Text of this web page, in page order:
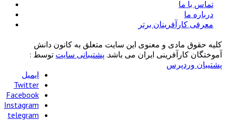
تماس با ما
درباره ما
معرفی کارآفرینان برتر
کلیه حقوق مادی و معنوی این سایت متعلق به کانون دانش
آموختگان کارآفرینی ایران می باشد. پشتیبانی سایت توسط :
پشتیبان وردپرس
ایمیل
Twitter
Facebook
Instagram
telegram